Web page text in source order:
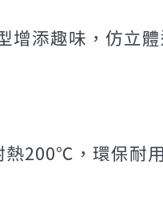
增添趣味，仿立
熱200℃，環保耐